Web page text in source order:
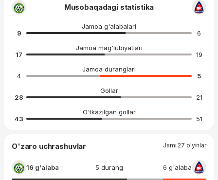
Musobaqadagi statistika
Jamoa g'alabalari
9
6
Jamoa mag'lubiyatlari
17
19
Jamoa duranglari
4
5
Gollar
28
21
O'tkazilgan gollar
43
51
O'zaro uchrashuvlar Jami 27 o'yinlar
16 g'alaba 5 durang 6 g'alaba